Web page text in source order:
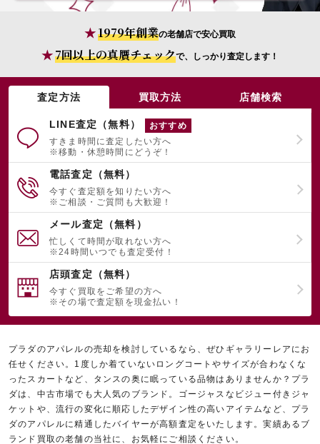
1979年創業の老舗店で安心買取
7回以上の真贋チェックで、しっかり査定します！
査定方法 買取方法 店舗検索
LINE査定（無料）
おすすめ
すきま時間に査定したい方へ
※移動・休憩時間にどうぞ！
電話査定（無料）
今すぐ査定額を知りたい方へ
※ご相談・ご質問も大歓迎！
メール査定（無料）
忙しくて時間が取れない方へ
※24時間いつでも査定受付！
店頭査定（無料）
今すぐ買取をご希望の方へ
※その場で査定額を現金払い！
プラダのアパレルの売却を検討しているなら、ぜひギャラリーレアにお
任せください。1度しか着ていないロングコートやサイズが合わなくな
ったスカートなど、タンスの奥に眠っている品物はありませんか？プラ
ダは、中古市場でも大人気のブランド。ゴージャスなビジュー付きジャ
ケットや、流行の変化に順応したデザイン性の高いアイテムなど、プラ
ダのアパレルに精通したバイヤーが高額査定をいたします。実績あるブ
ランド買取の老舗の当社に、お気軽にご相談ください。